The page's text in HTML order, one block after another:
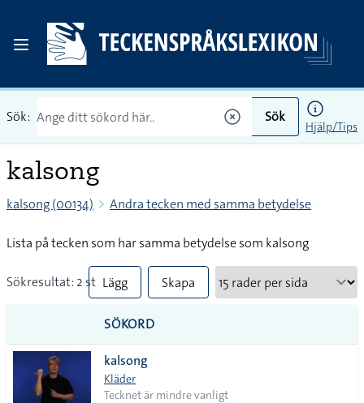
Sök: Sök
Hjälp/Tips
kalsong
kalsong (00134) Andra tecken med samma betydelse
Lista på tecken som har samma betydelse som kalsong
Sökresultat: 2 st Lägg
till
alla i
lista
Skapa
SÖKORD
kalsong
Kläder
Tecknet är mindre vanligt